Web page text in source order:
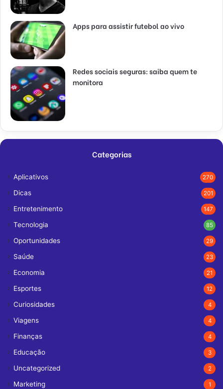
Apps para assistir futebol ao vivo
Redes sociais seguras: saiba quem te
monitora
Categorias
Aplicativos 270
Dicas 201
Entretenimento 147
Tecnologia 85
Oportunidades 29
Saúde 23
Economia 21
Esportes 12
Curiosidades 4
Viagens 4
Finanças 4
Educação 3
Uncategorized 2
Marketing 1